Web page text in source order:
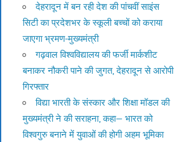
देहरादून में बन रही देश की पांचवीं साइंस
सिटी का प्रदेशभर के स्कूली बच्चों को कराया
जाएगा भ्रमण-मुख्यमंत्री
गढ़वाल विश्वविद्यालय की फर्जी मार्कशीट
बनाकर नौकरी पाने की जुगत, देहरादून से आरोपी
गिरफ्तार
विद्या भारती के संस्कार और शिक्षा मॉडल की
मुख्यमंत्री ने की सराहना, कहा— भारत को
विश्वगुरु बनाने में युवाओं की होगी अहम भूमिका